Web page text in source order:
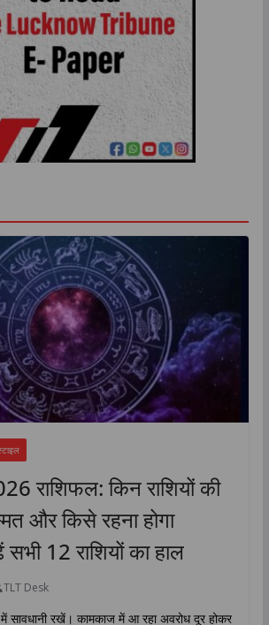
राशिफल: किन राशियों की
और किसे रहना होगा
12 राशियों का हाल
TLT Desk
सावधानी रखें। कामकाज में आ रहा अवरोध दूर होकर